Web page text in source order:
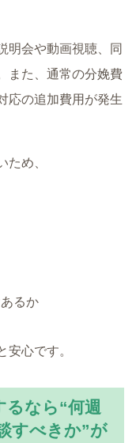
明会や動画視聴、同
また、通常の分娩費
応の追加費用が発生
ため、
るか
安心です。
るなら“何週
すべきか”が